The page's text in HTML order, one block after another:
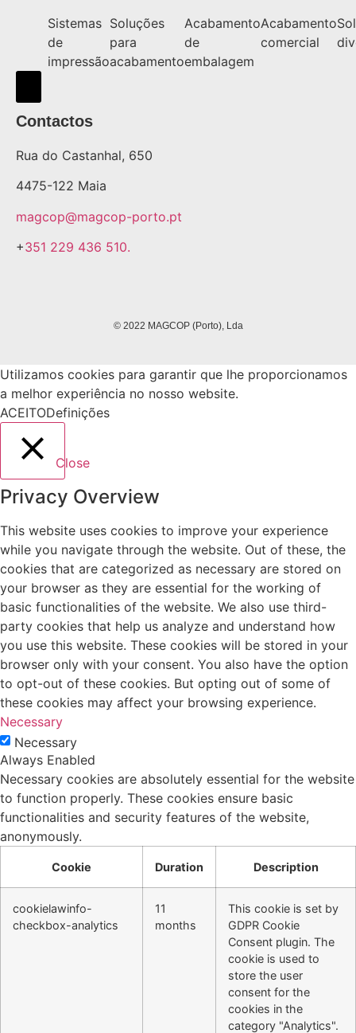
Sistemas
de
impressão
Soluções
para
acabamento
Acabamento
de
embalagem
Acabamento
comercial
Contactos
Rua do Castanhal, 650
4475-122 Maia
magcop@magcop-porto.pt
+351 229 436 510.
© 2022 MAGCOP (Porto), Lda
Utilizamos cookies para garantir que lhe proporcionamos
a melhor experiência no nosso website.
ACEITODefinições
Close
Privacy Overview
This website uses cookies to improve your experience
while you navigate through the website. Out of these, the
cookies that are categorized as necessary are stored on
your browser as they are essential for the working of
basic functionalities of the website. We also use third-
party cookies that help us analyze and understand how
you use this website. These cookies will be stored in your
browser only with your consent. You also have the option
to opt-out of these cookies. But opting out of some of
these cookies may affect your browsing experience.
Necessary
Necessary
Always Enabled
Necessary cookies are absolutely essential for the website
to function properly. These cookies ensure basic
functionalities and security features of the website,
anonymously.
Cookie Duration Description
cookielawinfo-
checkbox-analytics
11
months
This cookie is set by
GDPR Cookie
Consent plugin. The
cookie is used to
store the user
consent for the
cookies in the
category "Analytics".